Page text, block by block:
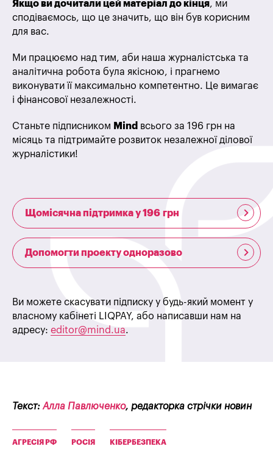
Якщо ви дочитали цей матеріал до кінця, ми
сподіваємось, що це значить, що він був корисним
для вас.
Ми працюємо над тим, аби наша журналістська та
аналітична робота була якісною, і прагнемо
виконувати її максимально компетентно. Це вимагає
і фінансової незалежності.
Станьте підписником Mind всього за 196 грн на
місяць та підтримайте розвиток незалежної ділової
журналістики!
Щомісячна підтримка у 196 грн
Допомогти проекту одноразово
Ви можете скасувати підписку у будь-який момент у
власному кабінеті LIQPAY, або написавши нам на
адресу: editor@mind.ua.
Текст:Алла Павлюченко, редакторка стрічки новин
АГРЕСІЯ РФ РОСІЯ КІБЕРБЕЗПЕКА